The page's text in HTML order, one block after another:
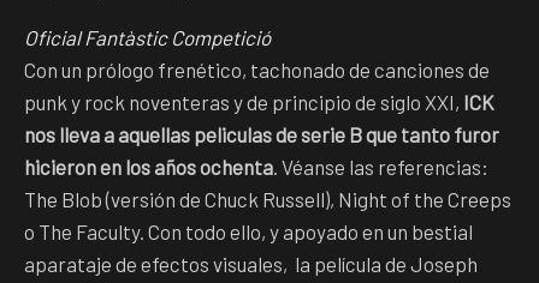
Oficial Fantàstic Competició
Con un prólogo frenético, tachonado de canciones de
punk y rock noventeras y de principio de siglo XXI, ICK
nos lleva a aquellas peliculas de serie B que tanto furor
hicieron en los años ochenta. Véanse las referencias:
The Blob (versión de Chuck Russell), Night of the Creeps
o The Faculty. Con todo ello, y apoyado en un bestial
aparataje de efectos visuales, la película de Joseph